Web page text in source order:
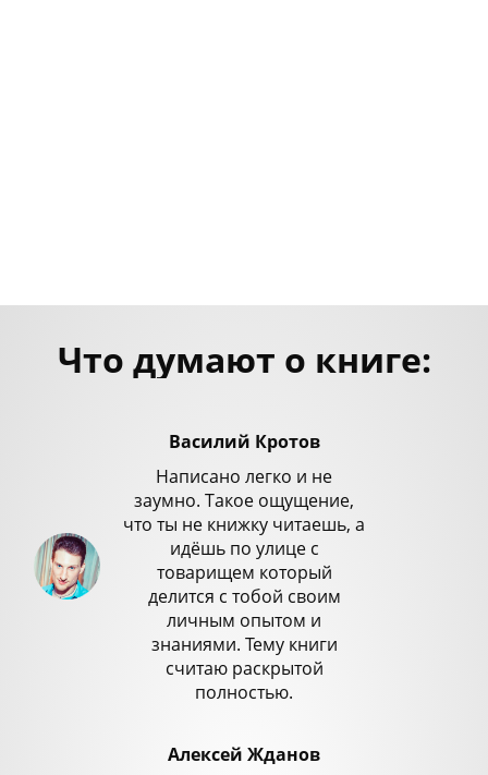
Что думают о книге:
Василий Кротов
Написано легко и не
заумно. Такое ощущение,
что ты не книжку читаешь, а
идёшь по улице с
товарищем который
делится с тобой своим
личным опытом и
знаниями. Тему книги
считаю раскрытой
полностью.
Алексей Жданов